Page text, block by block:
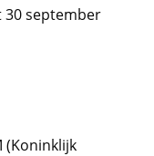
30 september
(Koninklijk